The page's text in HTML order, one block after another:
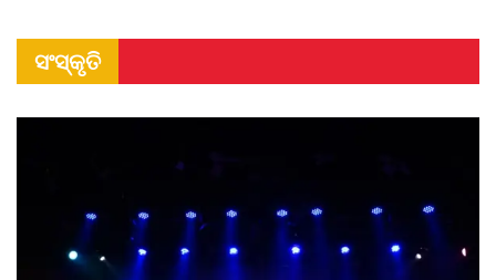
ସଂସ୍କୃତି